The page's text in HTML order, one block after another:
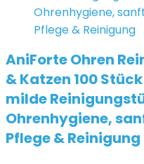
AniForte Ohren
& Katzen 100
milde
Ohrenhygiene,
Pflege & Reinigung